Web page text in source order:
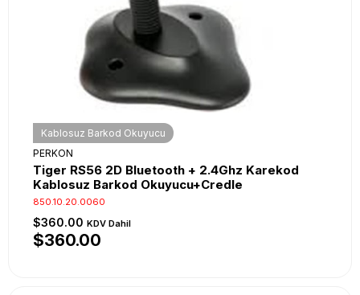
Kablosuz Barkod Okuyucu
PERKON
Tiger RS56 2D Bluetooth + 2.4Ghz Karekod
Kablosuz Barkod Okuyucu+Credle
850.10.20.0060
$360.00 KDV Dahil
$360.00